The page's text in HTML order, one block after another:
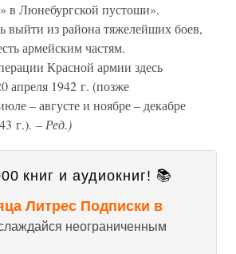
в Люнебургской пустоши».
выйти из района тяжелейших боев,
армейским частям.
Красной армии здесь
апреля 1942 г. (позже
– августе и ноябре – декабре
г.). –Ред.)
книг и аудиокниг! 📚
Литрес Подписки в
неограниченным